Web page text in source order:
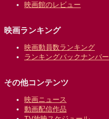
映画館のレビュー
映画ランキング
映画動員数ランキング
ランキングバックナンバー
その他コンテンツ
映画ニュース
動画配信作品